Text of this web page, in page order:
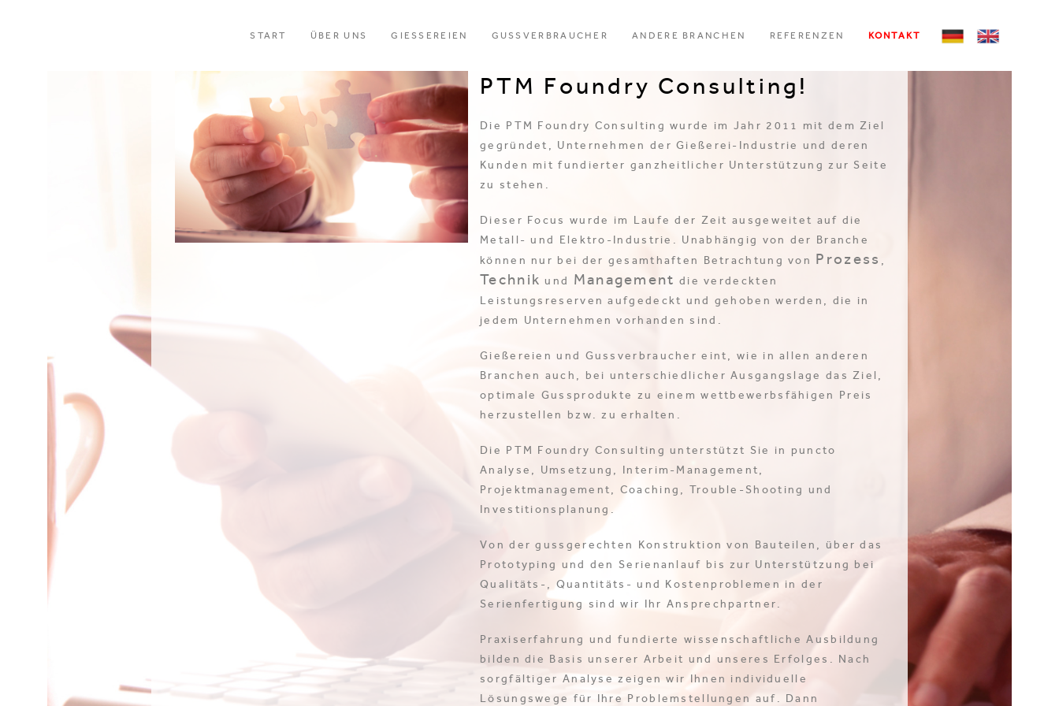
START ÜBER UNS GIESSEREIEN GUSSVERBRAUCHER ANDERE BRANCHEN REFERENZEN KONTAKT
PTM Foundry Consulting!
Die PTM Foundry Consulting wurde im Jahr 2011 mit dem Ziel
gegründet, Unternehmen der Gießerei-Industrie und deren
Kunden mit fundierter ganzheitlicher Unterstützung zur Seite
zu stehen.
Dieser Focus wurde im Laufe der Zeit ausgeweitet auf die
Metall- und Elektro-Industrie. Unabhängig von der Branche
können nur bei der gesamthaften Betrachtung von Prozess ,
Technik und Management die verdeckten
Leistungsreserven aufgedeckt und gehoben werden, die in
jedem Unternehmen vorhanden sind.
Gießereien und Gussverbraucher eint, wie in allen anderen
Branchen auch, bei unterschiedlicher Ausgangslage das Ziel,
optimale Gussprodukte zu einem wettbewerbsfähigen Preis
herzustellen bzw. zu erhalten.
Die PTM Foundry Consulting unterstützt Sie in puncto
Analyse, Umsetzung, Interim-Management,
Projektmanagement, Coaching, Trouble-Shooting und
Investitionsplanung.
Von der gussgerechten Konstruktion von Bauteilen, über das
Prototyping und den Serienanlauf bis zur Unterstützung bei
Qualitäts-, Quantitäts- und Kostenproblemen in der
Serienfertigung sind wir Ihr Ansprechpartner.
Praxiserfahrung und fundierte wissenschaftliche Ausbildung
bilden die Basis unserer Arbeit und unseres Erfolges. Nach
sorgfältiger Analyse zeigen wir Ihnen individuelle
Lösungswege für Ihre Problemstellungen auf. Dann